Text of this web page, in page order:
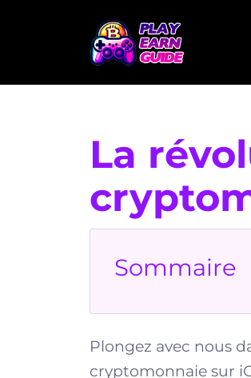
La
Sommaire
Plongez avec nous
cryptomonnaie sur